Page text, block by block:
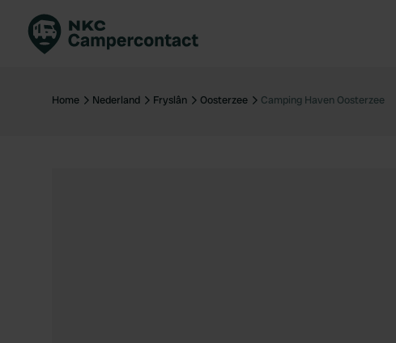
Nederland
Nederland
Home Nederland Fryslân Oosterzee Camping Haven Oosterzee